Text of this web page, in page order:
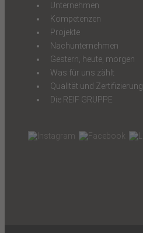
Unternehmen
Kompetenzen
Projekte
Nachunternehmen
Gestern, heute, morgen
Was für uns zählt
Qualität und Zertifizierung
Die REIF GRUPPE